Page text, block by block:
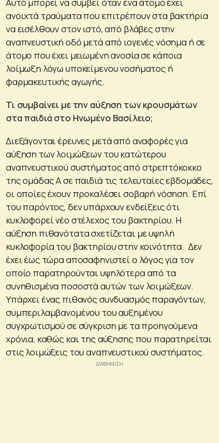
ανοιχτά τραύματα που επιτρέπουν στα βακτήρια
να εισέλθουν στον ιστό, από βλάβες στην
αναπνευστική οδό μετά από ιογενές νόσημα ή σε
άτομο που έχει μειωμένη ανοσία σε κάποια
λοίμωξη λόγω υποκείμενου νοσήματος ή
φαρμακευτικής αγωγής.
Τι συμβαίνει με την αύξηση των κρουσμάτων
στα παιδιά στο Ηνωμένο Βασίλειο;
Διεξάγονται έρευνες μετά από αναφορές για
αύξηση των λοιμώξεων του κατώτερου
αναπνευστικού συστήματος από στρεπτόκοκκο
της ομάδας Α σε παιδιά τις τελευταίες εβδομάδες,
οι οποίες έχουν προκαλέσει σοβαρή νόσηση. Επί
του παρόντος, δεν υπάρχουν ενδείξεις ότι
κυκλοφορεί νέο στέλεχος του βακτηρίου. Η
αύξηση πιθανότατα σχετίζεται με υψηλή
κυκλοφορία του βακτηρίου στην κοινότητα. Δεν
έχει έως τώρα αποσαφηνιστεί ο λόγος για τον
οποίο παρατηρούνται υψηλότερα από τα
συνηθισμένα ποσοστά αυτών των λοιμώξεων.
Υπάρχει ένας πιθανός συνδυασμός παραγόντων,
συμπεριλαμβανομένου του αυξημένου
συγχρωτισμού σε σύγκριση με τα προηγούμενα
χρόνια, καθώς και της αύξησης που παρατηρείται
στις λοιμώξεις του αναπνευστικού συστήματος.